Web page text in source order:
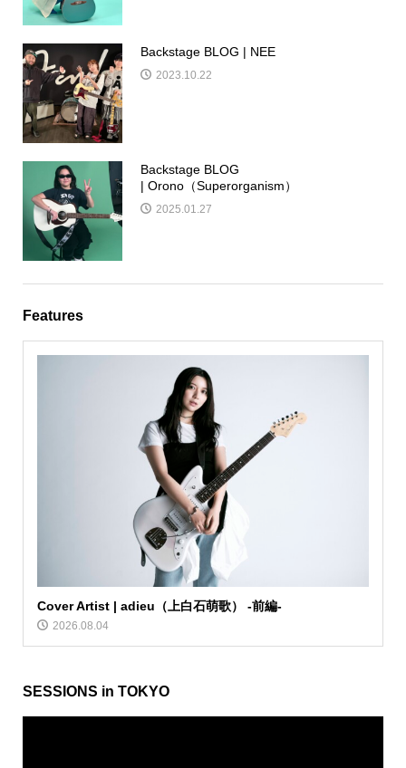
Backstage BLOG | NEE
2023.10.22
Backstage BLOG
| Orono（Superorganism）
2025.01.27
Features
Cover Artist | adieu（上白石萌歌） -前編-
2026.08.04
SESSIONS in TOKYO